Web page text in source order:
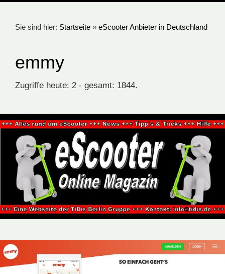
Sie sind hier: Startseite » eScooter Anbieter in Deutschland
emmy
Zugriffe heute: 2 - gesamt: 1844.